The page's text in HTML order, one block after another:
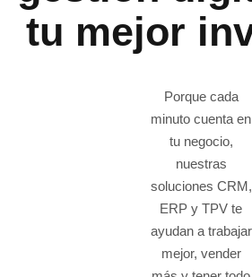
tu mejor
Porque cada
minuto cuenta en
tu negocio,
nuestras
soluciones CRM,
ERP y TPV te
ayudan a trabajar
mejor, vender